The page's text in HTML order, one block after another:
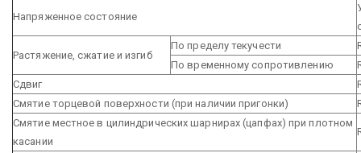
Напряженное состояние
Растяжение, сжатие и изгиб
По пределу текучести
По временному сопротивлению
Сдвиг
Смятие торцевой поверхности (при наличии пригонки)
Смятие местное в цилиндрических шарнирах (цапфах) при плотном
касании